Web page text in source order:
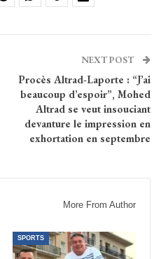
NEXT POST
Procès Altrad-Laporte : “J’ai
beaucoup d’espoir”, Mohed
Altrad se veut insouciant
devanture le impression en
exhortation en septembre
More From Author
SPORTS